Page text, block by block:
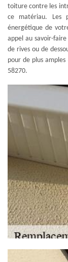
toiture contre les
ce matériau. Les
énergétique de
appel au savoir-
de rives ou de
pour de plus
58270.